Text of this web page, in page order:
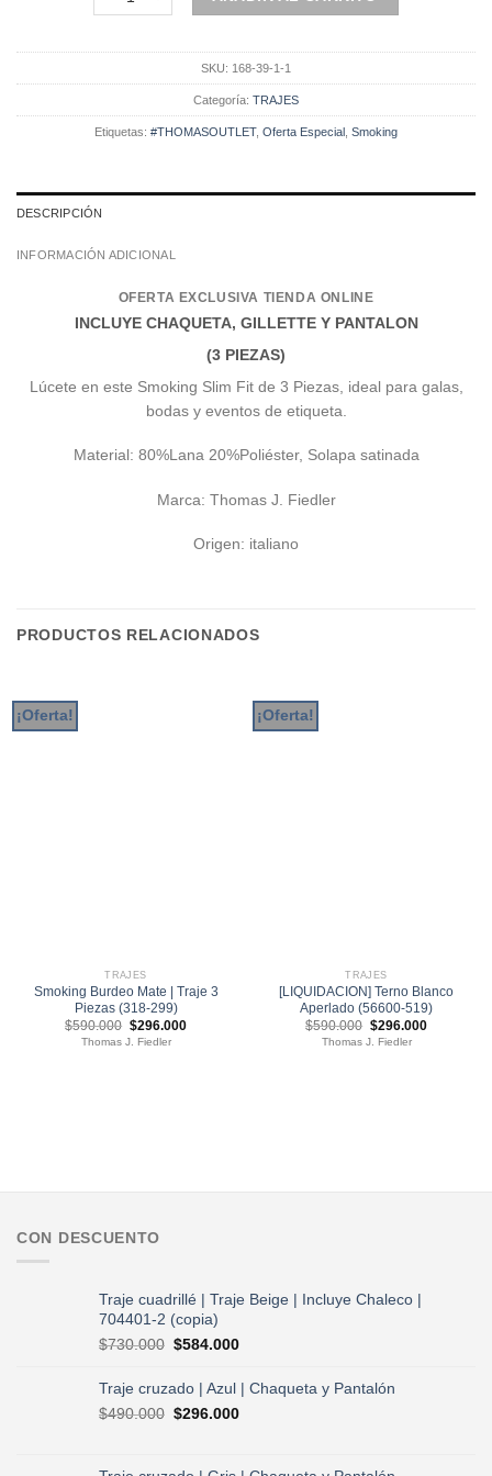
SKU: 168-39-1-1
Categoría: TRAJES
Etiquetas: #THOMASOUTLET, Oferta Especial Smoking
DESCRIPCIÓN
INFORMACIÓN ADICIONAL
OFERTA EXCLUSIVA TIENDA ONLINE
INCLUYE CHAQUETA, GILLETTE Y PANTALON
(3 PIEZAS)
Lúcete en este Smoking Slim Fit de 3 Piezas, ideal para galas,
bodas y eventos de etiqueta.
Material: 80%Lana 20%Poliéster, Solapa satinada
Marca: Thomas J. Fiedler
Origen: italiano
PRODUCTOS RELACIONADOS
¡Oferta!
TRAJES
Smoking Burdeo Mate | Traje 3
Piezas (318-299)
$590.000 El
precio
original
$296.000El
Thomas J. Fiedler
¡Oferta!
TRAJES
[LIQUIDACION] Terno Blanco
Aperlado (56600-519)
$590.000 El
precio
original
$296.000El
Thomas J. Fiedler
CON DESCUENTO
Traje cuadrillé | Traje Beige | Incluye Chaleco |
704401-2 (copia)
$730.000 El
original
era:
$730.000.
$584.000El
actual
es:
Traje cruzado | Azul | Chaqueta y Pantalón
$490.000 El
era:
$296.000El
es: